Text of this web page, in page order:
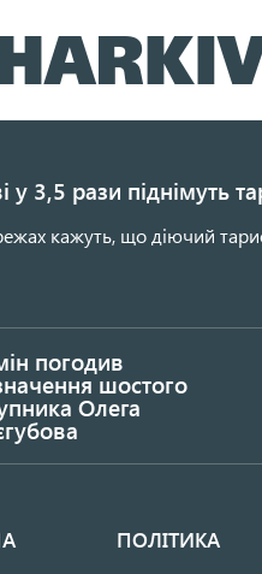
у 3,5 рази піднімуть
кажуть, що діючий
погодив
шостого
Олега
ПОЛІТИКА